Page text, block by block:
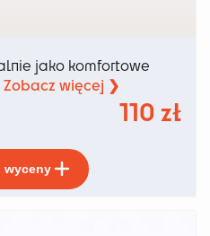
jako komfortowe
Zobacz więcej ❯
110 zł
wyceny
produkt
ma